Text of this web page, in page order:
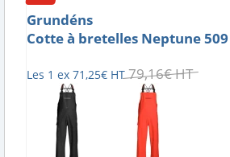
Grundéns
Cotte à bretelles Neptune 509
Les 1 ex 71 ,25€ HT 79,16€HT